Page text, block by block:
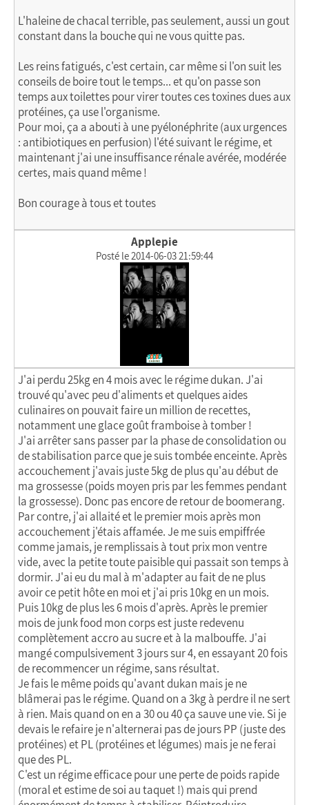
L'haleine de chacal terrible, pas seulement, aussi un gout
constant dans la bouche qui ne vous quitte pas.
Les reins fatigués, c'est certain, car même si l'on suit les
conseils de boire tout le temps... et qu'on passe son
temps aux toilettes pour virer toutes ces toxines dues aux
protéines, ça use l'organisme.
Pour moi, ça a abouti à une pyélonéphrite (aux urgences
: antibiotiques en perfusion) l'été suivant le régime, et
maintenant j'ai une insuffisance rénale avérée, modérée
certes, mais quand même !
Bon courage à tous et toutes
Applepie
Posté le 2014-06-03 21:59:44
J'ai perdu 25kg en 4 mois avec le régime dukan. J'ai
trouvé qu'avec peu d'aliments et quelques aides
culinaires on pouvait faire un million de recettes,
notamment une glace goût framboise à tomber !
J'ai arrêter sans passer par la phase de consolidation ou
de stabilisation parce que je suis tombée enceinte. Après
accouchement j'avais juste 5kg de plus qu'au début de
ma grossesse (poids moyen pris par les femmes pendant
la grossesse). Donc pas encore de retour de boomerang.
Par contre, j'ai allaité et le premier mois après mon
accouchement j'étais affamée. Je me suis empiffrée
comme jamais, je remplissais à tout prix mon ventre
vide, avec la petite toute paisible qui passait son temps à
dormir. J'ai eu du mal à m'adapter au fait de ne plus
avoir ce petit hôte en moi et j'ai pris 10kg en un mois.
Puis 10kg de plus les 6 mois d'après. Après le premier
mois de junk food mon corps est juste redevenu
complètement accro au sucre et à la malbouffe. J'ai
mangé compulsivement 3 jours sur 4, en essayant 20 fois
de recommencer un régime, sans résultat.
Je fais le même poids qu'avant dukan mais je ne
blâmerai pas le régime. Quand on a 3kg à perdre il ne sert
à rien. Mais quand on en a 30 ou 40 ça sauve une vie. Si je
devais le refaire je n'alternerai pas de jours PP (juste des
protéines) et PL (protéines et légumes) mais je ne ferai
que des PL.
C'est un régime efficace pour une perte de poids rapide
(moral et estime de soi au taquet !) mais qui prend